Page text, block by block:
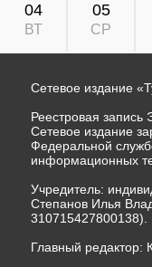
04
ВТ
05
СР
Сетевое издание
Реестровая
Сетевое издание
Федеральной
информационных
Учредитель:
Степанов Илья
310715427800138).
Главный редактор: